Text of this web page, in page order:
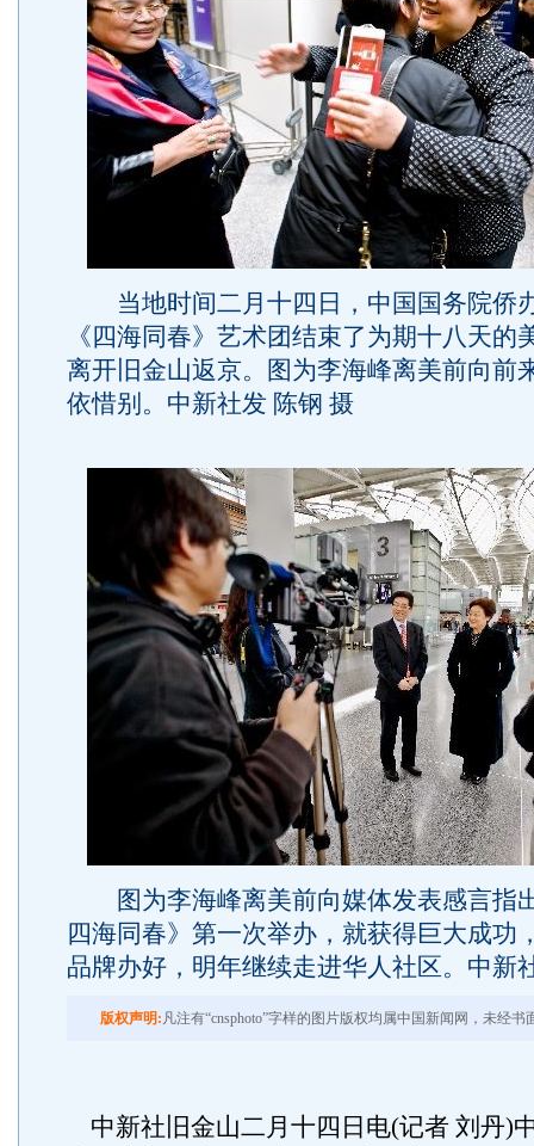
当地时间二月十四日，中国国务院侨
《四海同春》艺术团结束了为期十八天的
离开旧金山返京。图为李海峰离美前向前
依惜别。中新社发 陈钢 摄
图为李海峰离美前向媒体发表感言指
四海同春》第一次举办，就获得巨大成功
品牌办好，明年继续走进华人社区。中新
版权声明: 凡注有“cnsphoto”字样的图片版权均属中国新闻网，未经
中新社旧金山二月十四日电(记者 刘丹)